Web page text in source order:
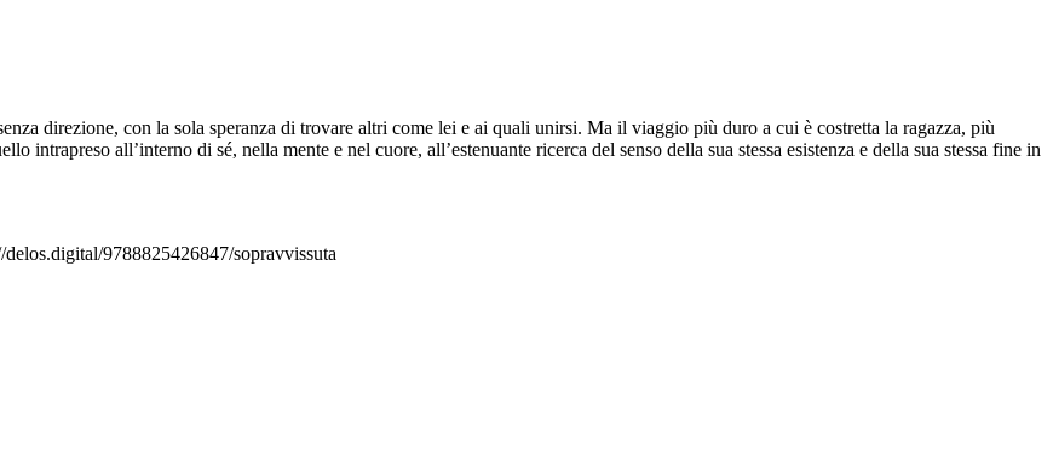
direzione, con la sola speranza di trovare altri come lei e ai quali unirsi. Ma il viaggio più duro a cui è costretta la ragazza, più
intrapreso all’interno di sé, nella mente e nel cuore, all’estenuante ricerca del senso della sua stessa esistenza e della sua stessa fine in
delos.digital/9788825426847/sopravvissuta